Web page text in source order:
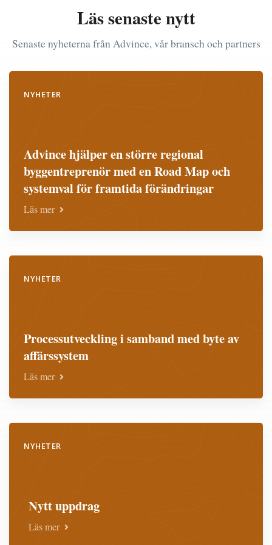
Läs senaste nytt
Senaste nyheterna från Advince, vår bransch och partners
NYHETER
Advince hjälper en större regional
byggentreprenör med en Road Map och
systemval för framtida förändringar
Läs mer
NYHETER
Processutveckling i samband med byte av
affärssystem
Läs mer
NYHETER
Nytt uppdrag
Läs mer